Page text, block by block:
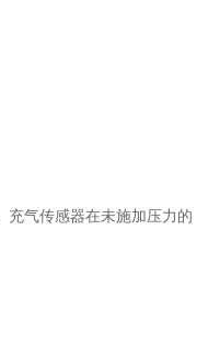
充气传感器在未施加压力的